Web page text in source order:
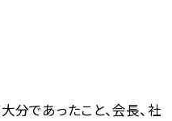
であったこと、会長、社